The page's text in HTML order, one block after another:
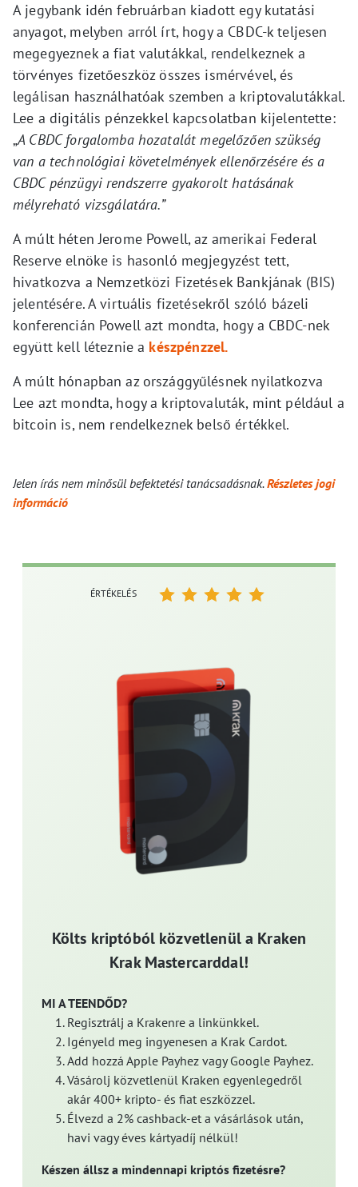
A jegybank idén februárban kiadott egy kutatási
anyagot, melyben arról írt, hogy a CBDC-k teljesen
megegyeznek a fiat valutákkal, rendelkeznek a
törvényes fizetőeszköz összes ismérvével, és
legálisan használhatóak szemben a kriptovalutákkal.
Lee a digitális pénzekkel kapcsolatban kijelentette:
„A CBDC forgalomba hozatalát megelőzően szükség
van a technológiai követelmények ellenőrzésére és a
CBDC pénzügyi rendszerre gyakorolt ​​hatásának
mélyreható vizsgálatára.”
A múlt héten Jerome Powell, az amerikai Federal
Reserve elnöke is hasonló megjegyzést tett,
hivatkozva a Nemzetközi Fizetések Bankjának (BIS)
jelentésére. A virtuális fizetésekről szóló bázeli
konferencián Powell azt mondta, hogy a CBDC-nek
együtt kell léteznie a készpénzzel.
A múlt hónapban az országgyűlésnek nyilatkozva
Lee azt mondta, hogy a kriptovaluták, mint például a
bitcoin is, nem rendelkeznek belső értékkel.
Jelen írás nem minősül befektetési tanácsadásnak.Részletes jogi
információ
Költs kriptóból közvetlenül a Kraken
Krak Mastercarddal!
MI A TEENDŐD?
Regisztrálj a Krakenre a linkünkkel.
Igényeld meg ingyenesen a Krak Cardot.
Add hozzá Apple Payhez vagy Google Payhez.
Vásárolj közvetlenül Kraken egyenlegedről
akár 400+ kripto- és fiat eszközzel.
Élvezd a 2% cashback-et a vásárlások után,
havi vagy éves kártyadíj nélkül!
Készen állsz a mindennapi kriptós fizetésre?
ÉRTÉKELÉS